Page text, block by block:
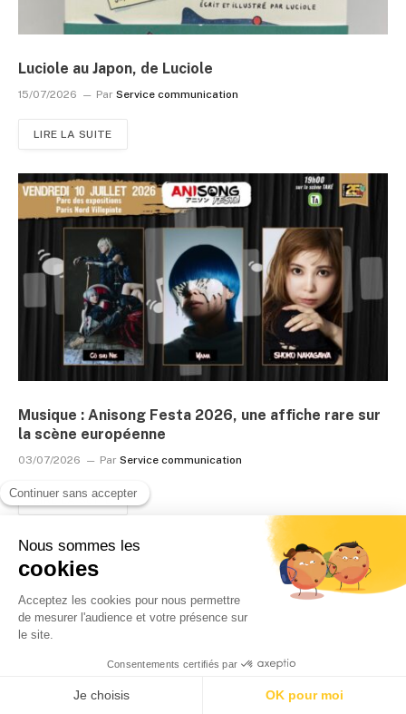
Luciole au Japon, de Luciole
15/07/2026 Par Service communication
LIRE LA SUITE
Musique : Anisong Festa 2026, une affiche rare sur
la scène européenne
03/07/2026 Par Service communication
LIRE LA SUITE
DERNIERS ARTICLES PUBLIÉS